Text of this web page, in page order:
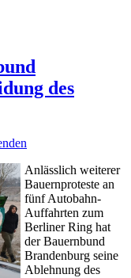
des
Anlässlich weiterer
Bauernproteste an
fünf Autobahn-
Auffahrten zum
Berliner Ring hat
der Bauernbund
Brandenburg seine
Ablehnung des